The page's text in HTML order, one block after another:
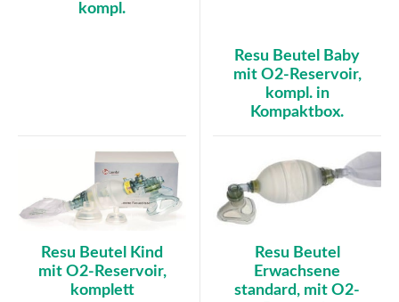
kompl.
Resu Beutel Baby
mit O2-Reservoir,
kompl. in
Kompaktbox.
Resu Beutel Kind
mit O2-Reservoir,
komplett
Resu Beutel
Erwachsene
standard, mit O2-